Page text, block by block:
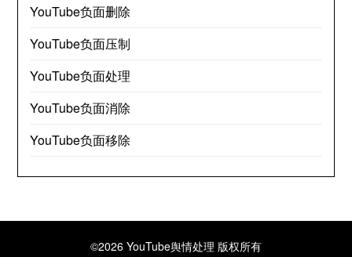
YouTube负面删除
YouTube负面压制
YouTube负面处理
YouTube负面消除
YouTube负面移除
©2026 YouTube舆情处理 版权所有